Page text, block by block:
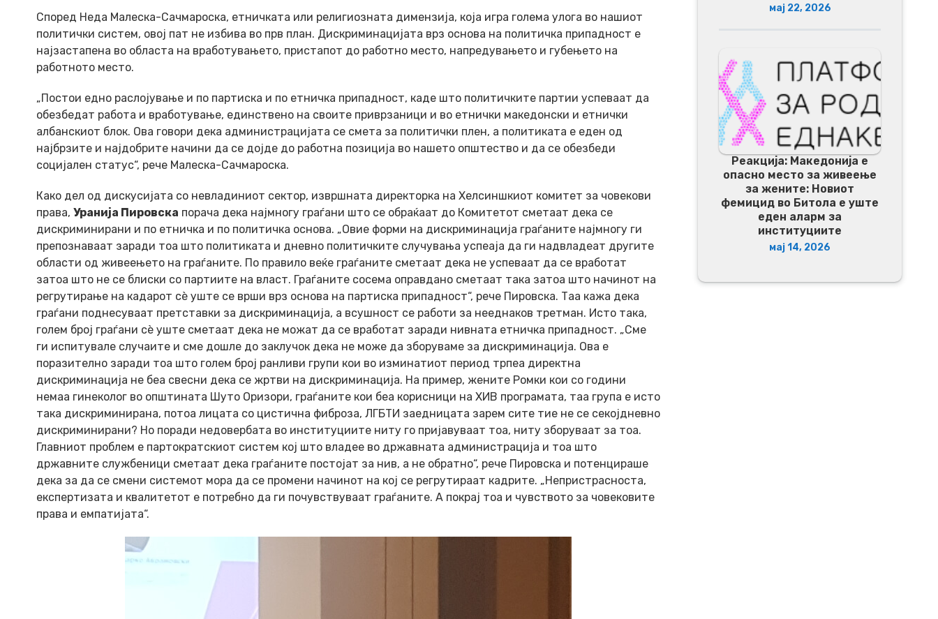
Според Неда Малеска-Сачмароска, етничката или религиозната димензија, која игра голема улога во нашиот
политички систем, овој пат не избива во прв план. Дискриминацијата врз основа на политичка припадност е
најзастапена во областа на вработувањето, пристапот до работно место, напредувањето и губењето на
работното место.
„Постои едно раслојување и по партиска и по етничка припадност, каде што политичките партии успеваат да
обезбедат работа и вработување, единствено на своите приврзаници и во етнички македонски и етнички
албанскиот блок. Ова говори дека администрацијата се смета за политички плен, а политиката е еден од
најбрзите и најдобрите начини да се дојде до работна позиција во нашето општество и да се обезбеди
социјален статус“, рече Малеска-Сачмароска.
Како дел од дискусијата со невладиниот сектор, извршната директорка на Хелсиншкиот комитет за човекови
права, Уранија Пировска порача дека најмногу граѓани што се обраќаат до Комитетот сметаат дека се
дискриминирани и по етничка и по политичка основа. „Овие форми на дискриминација граѓаните најмногу ги
препознаваат заради тоа што политиката и дневно политичките случувања успеаја да ги надвладеат другите
области од живеењето на граѓаните. По правило веќе граѓаните сметаат дека не успеваат да се вработат
затоа што не се блиски со партиите на власт. Граѓаните сосема оправдано сметаат така затоа што начинот на
регрутирање на кадарот сè уште се врши врз основа на партиска припадност“, рече Пировска. Таа кажа дека
граѓани поднесуваат претставки за дискриминација, а всушност се работи за нееднаков третман. Исто така,
голем број граѓани сè уште сметаат дека не можат да се вработат заради нивната етничка припадност. „Сме
ги испитувале случаите и сме дошле до заклучок дека не може да зборуваме за дискриминација. Ова е
поразително заради тоа што голем број ранливи групи кои во изминатиот период трпеа директна
дискриминација не беа свесни дека се жртви на дискриминација. На пример, жените Ромки кои со години
немаа гинеколог во општината Шуто Оризори, граѓаните кои беа корисници на ХИВ програмата, таа група е исто
така дискриминирана, потоа лицата со цистична фиброза, ЛГБТИ заедницата зарем сите тие не се секојдневно
дискриминирани? Но поради недовербата во институциите ниту го пријавуваат тоа, ниту зборуваат за тоа.
Главниот проблем е партократскиот систем кој што владее во државната администрација и тоа што
државните службеници сметаат дека граѓаните постојат за нив, а не обратно“, рече Пировска и потенцираше
дека за да се смени системот мора да се промени начинот на кој се регрутираат кадрите. „Непристрасноста,
експертизата и квалитетот е потребно да ги почувствуваат граѓаните. А покрај тоа и чувството за човековите
права и емпатијата“.
мај 22, 2026
Реакција: Македонија е
опасно место за живеење
за жените: Новиот
фемицид во Битола е уште
еден аларм за
институциите
мај 14, 2026